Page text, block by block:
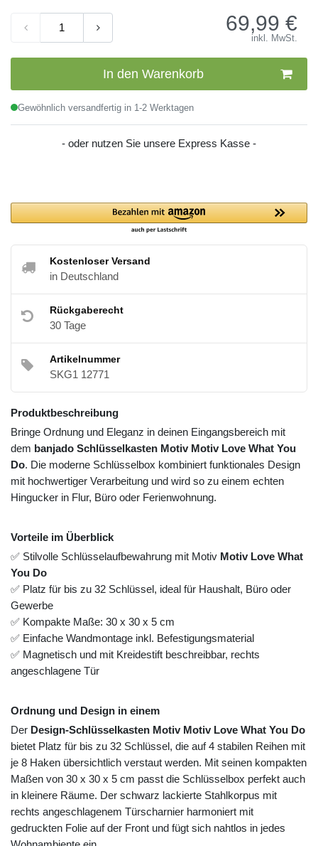
69,99 €
inkl. MwSt.
In den Warenkorb
Gewöhnlich versandfertig in 1-2 Werktagen
- oder nutzen Sie unsere Express Kasse -
Kostenloser Versand
in Deutschland
Rückgaberecht
30 Tage
Artikelnummer
SKG1 12771
Produktbeschreibung
Bringe Ordnung und Eleganz in deinen Eingangsbereich mit
dem banjado Schlüsselkasten Motiv Motiv Love What You
Do. Die moderne Schlüsselbox kombiniert funktionales Design
mit hochwertiger Verarbeitung und wird so zu einem echten
Hingucker in Flur, Büro oder Ferienwohnung.
Vorteile im Überblick
✅ Stilvolle Schlüsselaufbewahrung mit Motiv Motiv Love What
You Do
✅ Platz für bis zu 32 Schlüssel, ideal für Haushalt, Büro oder
Gewerbe
✅ Kompakte Maße: 30 x 30 x 5 cm
✅ Einfache Wandmontage inkl. Befestigungsmaterial
✅ Magnetisch und mit Kreidestift beschreibbar, rechts
angeschlagene Tür
Ordnung und Design in einem
Der Design-Schlüsselkasten Motiv Motiv Love What You Do
bietet Platz für bis zu 32 Schlüssel, die auf 4 stabilen Reihen mit
je 8 Haken übersichtlich verstaut werden. Mit seinen kompakten
Maßen von 30 x 30 x 5 cm passt die Schlüsselbox perfekt auch
in kleinere Räume. Der schwarz lackierte Stahlkorpus mit
rechts angeschlagenem Türscharnier harmoniert mit
gedruckten Folie auf der Front und fügt sich nahtlos in jedes